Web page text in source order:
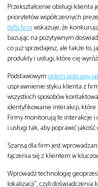
Przekształcenie obsługi klienta
priorytetów współczesnych
89% firmwskazuje, że
bazując na pozytywnym
co już sprzedajesz, ale także to,
produkty i usługi, które cię
Podstawowymcelem poprawy
usprawnienie styku klienta z
wszystkich sposobów
identyfikowanie interakcji, które
Firmy monitorują te interakcje i
i usługi tak, aby poprawić
Szansą dla firm jest
łączenia się z klientem w
Wprowadź technologię
lokalizacji”, czyli